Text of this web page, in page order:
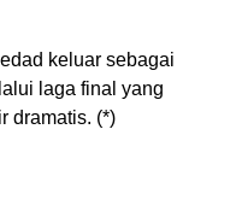
keluar sebagai
laga final yang
dramatis. (*)